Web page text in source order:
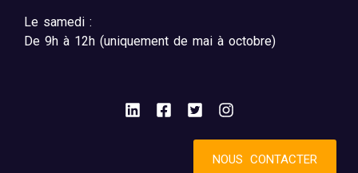
Le samedi :
De 9h à 12h (uniquement de mai à octobre)
NOUS CONTACTER